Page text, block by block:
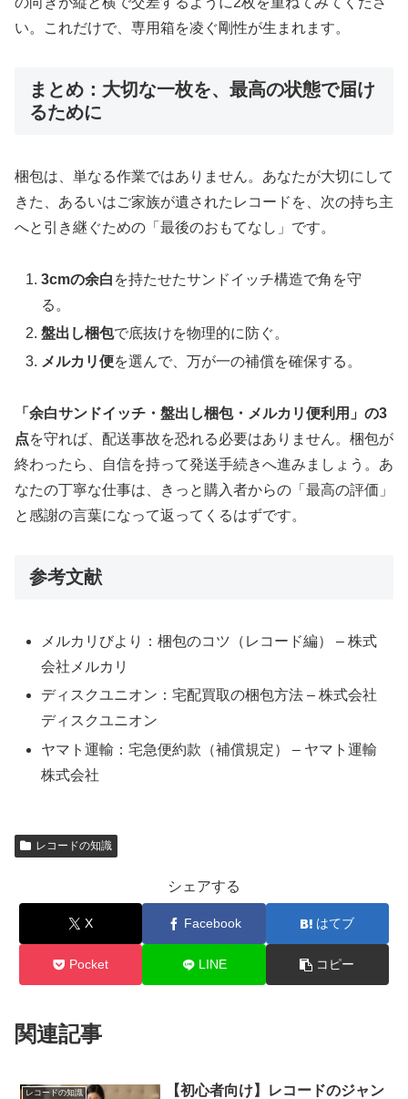
い。これだけで、専用箱を凌ぐ剛性が生まれます。
まとめ：大切な一枚を、最高の状態で届け
るために
梱包は、単なる作業ではありません。あなたが大切にして
きた、あるいはご家族が遺されたレコードを、次の持ち主
へと引き継ぐための「最後のおもてなし」です。
3cmの余白 を持たせたサンドイッチ構造で角を守
る。
盤出し梱包で底抜けを物理的に防ぐ。
メルカリ便を選んで、万が一の補償を確保する。
「余白サンドイッチ・盤出し梱包・メルカリ便利用」の3
点を守れば、配送事故を恐れる必要はありません。梱包が
終わったら、自信を持って発送手続きへ進みましょう。あ
なたの丁寧な仕事は、きっと購入者からの「最高の評価」
と感謝の言葉になって返ってくるはずです。
参考文献
メルカリびより：梱包のコツ（レコード編） – 株式
会社メルカリ
ディスクユニオン：宅配買取の梱包方法 – 株式会社
ディスクユニオン
ヤマト運輸：宅急便約款（補償規定） – ヤマト運輸
株式会社
レコードの知識
シェアする
X Facebook はてブ
Pocket LINE コピー
関連記事
レコードの知識
【初心者向け】レコードのジャン